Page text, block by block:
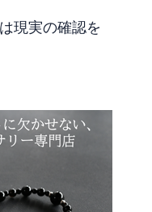
現実の確認を